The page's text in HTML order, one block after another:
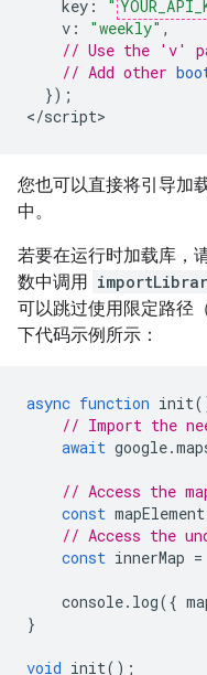
key : "
v : "weekly" ,
// Use the 'v'
// Add other
});
</script>
您也可以直接将引导加
中。
若要在运行时加载库，
数中调用
可以跳过使用限定路径
下代码示例所示：
async function init
// Import the
await google.
// Access the
const mapElement
// Access the
const innerMap =
console. log({
}
void init();